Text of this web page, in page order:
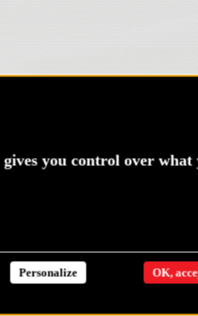
gives you control over what
OK,
Personalize